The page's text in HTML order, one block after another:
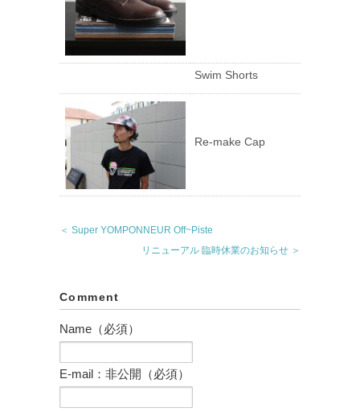
Swim Shorts
Re-make Cap
＜ Super YOMPONNEUR Off~Piste
リニューアル 臨時休業のお知らせ ＞
Comment
Name（必須）
E-mail：非公開（必須）